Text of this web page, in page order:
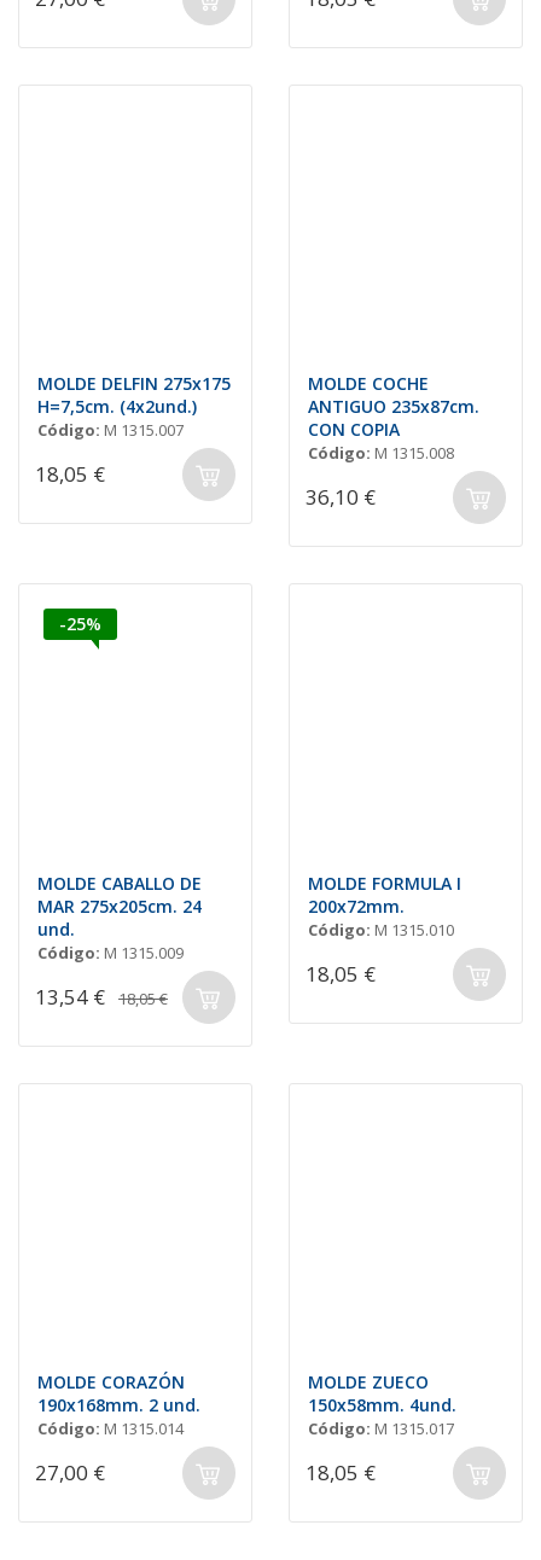
MOLDE DELFIN 275x175
H=7,5cm. (4x2und.)
Código: M 1315.007
18,05 €
MOLDE COCHE
ANTIGUO 235x87cm.
CON COPIA
Código: M 1315.008
36,10 €
-25%
MOLDE CABALLO DE
MAR 275x205cm. 24
und.
Código: M 1315.009
13,54 € 18,05 €
MOLDE FORMULA I
200x72mm.
Código: M 1315.010
18,05 €
MOLDE CORAZÓN
190x168mm. 2 und.
Código: M 1315.014
27,00 €
MOLDE ZUECO
150x58mm. 4und.
Código: M 1315.017
18,05 €